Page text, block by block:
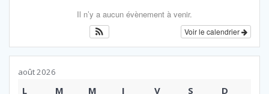
Il n’y a aucun évènement à venir.
Voir le calendrier
août 2026
L M M J V S
D